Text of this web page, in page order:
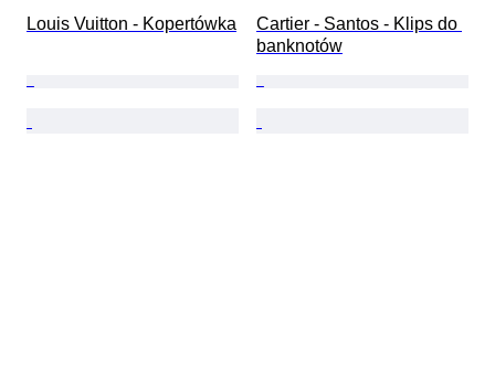
Louis Vuitton - Kopertówka
Cartier - Santos - Klips do
banknotów